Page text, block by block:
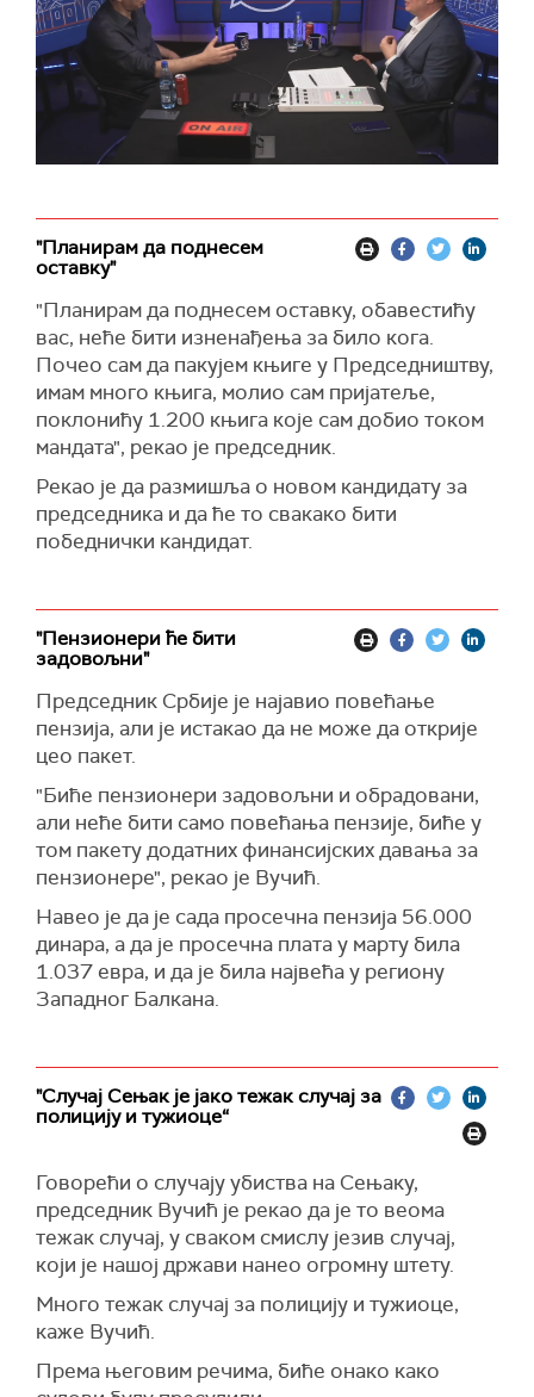
"Планирам да поднесем
оставку"
"Планирам да поднесем оставку, обавестићу
вас, неће бити изненађења за било кога.
Почео сам да пакујем књиге у Председништву,
имам много књига, молио сам пријатеље,
поклонићу 1.200 књига које сам добио током
мандата", рекао је председник.
Рекао је да размишља о новом кандидату за
председника и да ће то свакако бити
победнички кандидат.
"Пензионери ће бити
задовољни"
Председник Србије је најавио повећање
пензија, али је истакао да не може да открије
цео пакет.
"Биће пензионери задовољни и обрадовани,
али неће бити само повећања пензије, биће у
том пакету додатних финансијских давања за
пензионере", рекао је Вучић.
Навео је да је сада просечна пензија 56.000
динара, а да је просечна плата у марту била
1.037 евра, и да је била највећа у региону
Западног Балкана.
"Случај Сењак је јако тежак случај за
полицију и тужиоце“
Говорећи о случају убиства на Сењаку,
председник Вучић је рекао да је то веома
тежак случај, у сваком смислу језив случај,
који је нашој држави нанео огромну штету.
Много тежак случај за полицију и тужиоце,
каже Вучић.
Према његовим речима, биће онако како